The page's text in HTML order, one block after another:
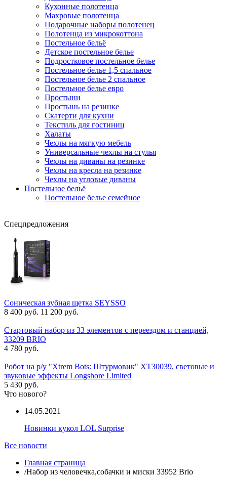
Кухонные полотенца
Махровые полотенца
Подарочные наборы полотенец
Полотенца из микрокоттона
Постельное бельё
Детское постельное белье
Подростковое постельное белье
Постельное белье 1,5 спальное
Постельное белье 2 спальное
Постельное белье евро
Простыни
Простынь на резинке
Скатерти для кухни
Текстиль для гостиниц
Халаты
Чехлы на мягкую мебель
Универсальные чехлы на стулья
Чехлы на диваны на резинке
Чехлы на кресла на резинке
Чехлы на угловые диваны
Постельное бельё
Постельное белье семейное
Спецпредложения
Соническая зубная щетка SEYSSO
8 400 руб. 11 200 руб.
Стартовый набор из 33 элементов с переездом и станцией,
33209 BRIO
4 780 руб.
Робот на р/у "Xtrem Bots: Штурмовик" XT30039, световые и
звуковые эффекты Longshore Limited
5 430 руб.
Что нового?
14.05.2021
Новинки кукол LOL Surprise
Все новости
Главная страница
/Набор из человечка,собачки и миски 33952 Brio